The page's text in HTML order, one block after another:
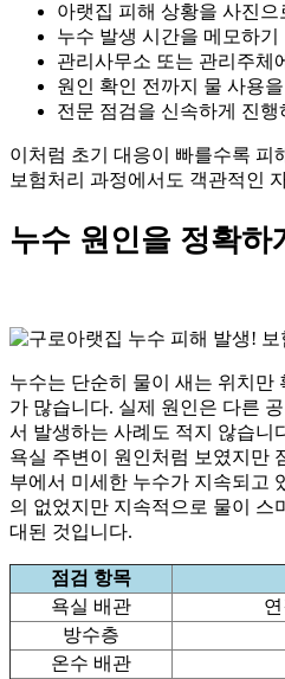
아랫집 피해 상황을 사진으
누수 발생 시간을 메모하기
관리사무소 또는 관리주체
원인 확인 전까지 물 사용을
전문 점검을 신속하게 진행
이처럼 초기 대응이 빠를수록 피
보험처리 과정에서도 객관적인
누수 원인을 정확하
누수는 단순히 물이 새는 위치만
가 많습니다. 실제 원인은 다른
서 발생하는 사례도 적지 않습니
욕실 주변이 원인처럼 보였지만
부에서 미세한 누수가 지속되고
의 없었지만 지속적으로 물이 스
대된 것입니다.
점검 항목
욕실 배관
방수층
온수 배관